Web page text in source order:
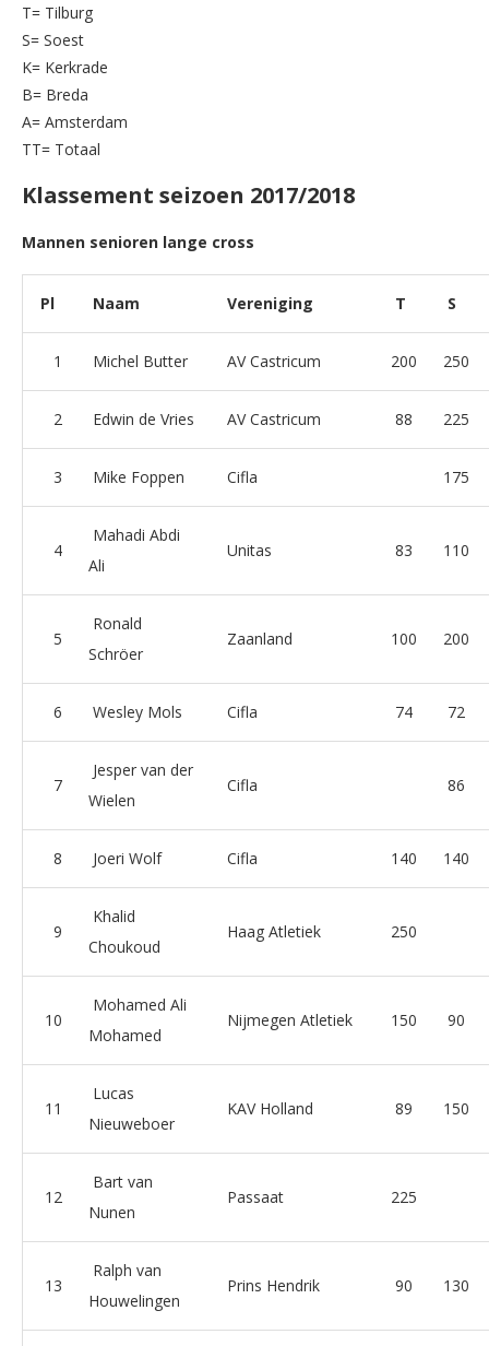
T= Tilburg
S= Soest
K= Kerkrade
B= Breda
A= Amsterdam
TT= Totaal
Klassement seizoen 2017/2018
Mannen senioren lange cross
Pl Naam Vereniging T S
1 Michel Butter AV Castricum 200 250
2 Edwin de Vries AV Castricum 88 225
3 Mike Foppen Cifla 175
4
Mahadi Abdi
Ali
Unitas 83 110
5
Ronald
Schröer
Zaanland 100 200
6 Wesley Mols Cifla 74 72
7
Jesper van der
Wielen
Cifla 86
8 Joeri Wolf Cifla 140 140
9
Khalid
Choukoud
Haag Atletiek 250
10
Mohamed Ali
Mohamed
Nijmegen Atletiek 150 90
11
Lucas
Nieuweboer
KAV Holland 89 150
12
Bart van
Nunen
Passaat 225
13
Ralph van
Houwelingen
Prins Hendrik 90 130